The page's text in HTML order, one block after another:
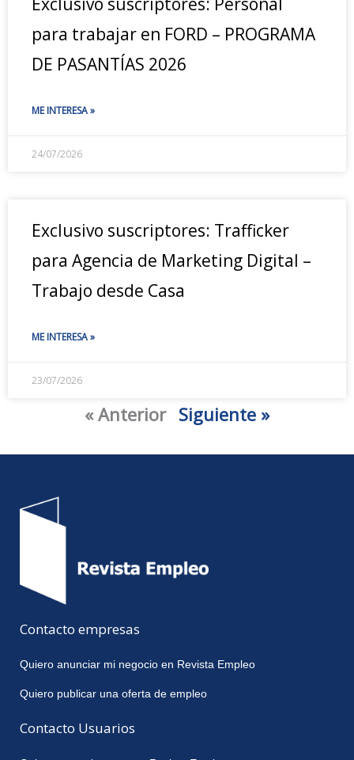
para trabajar en FORD – PROGRAMA
DE PASANTÍAS 2026
ME INTERESA »
24/07/2026
Exclusivo suscriptores: Trafficker
para Agencia de Marketing Digital –
Trabajo desde Casa
ME INTERESA »
23/07/2026
« Anterior Siguiente »
Contacto empresas
Quiero anunciar mi negocio en Revista Empleo
Quiero publicar una oferta de empleo
Contacto Usuarios